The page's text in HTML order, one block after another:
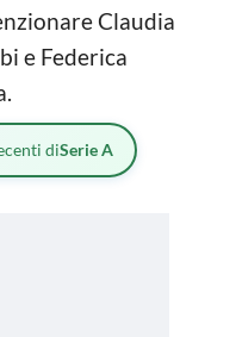
Claudia
e Federica
diSerie A